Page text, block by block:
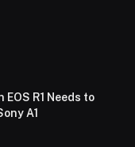
R1 Needs to
A1